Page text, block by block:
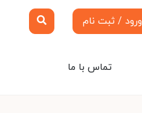
ورود / ثبت نام
تماس با ما